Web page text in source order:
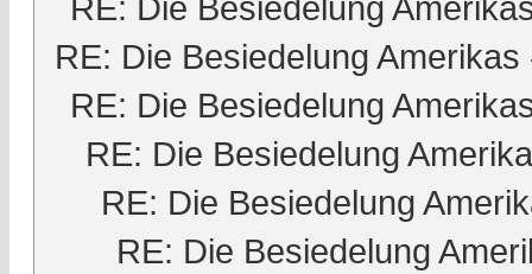
RE: Die Besiedelung Amerikas
RE: Die Besiedelung
RE: Die Besiedelung
RE: Die Besiedelung
RE: Die Besiedelung